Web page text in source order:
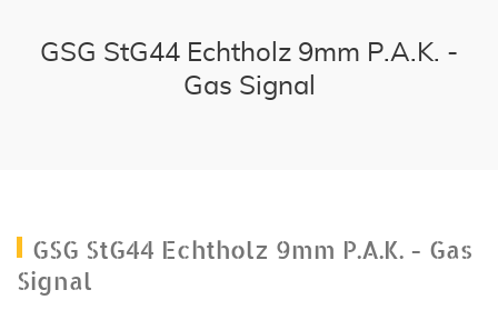
GSG StG44 Echtholz 9mm P.A.K. -
Gas Signal
GSG StG44 Echtholz 9mm P.A.K. - Gas
Signal